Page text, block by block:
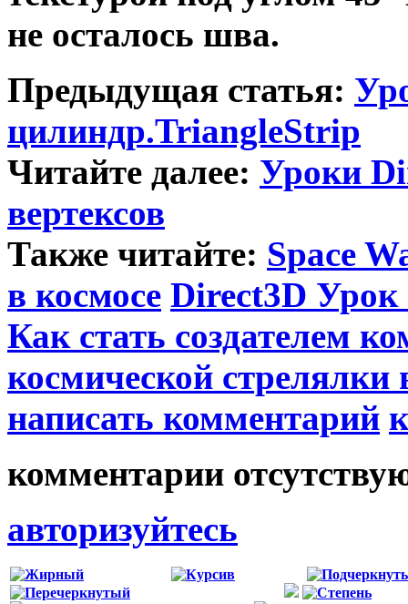
не осталось шва.
Предыдущая статья:
цилиндр.TriangleStrip
Читайте далее: Уроки
вертексов
Также читайте: Space
в космосе Direct3D Урок
Как стать создателем
космической стрелялки
написать комментарий
комментарии
авторизуйтесь